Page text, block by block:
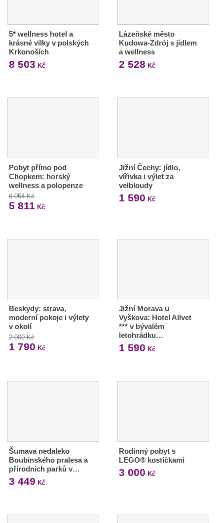
5* wellness hotel a
krásné vilky v polských
Krkonoších
8 503 Kč
Lázeňské město
Kudowa-Zdrój s jídlem
a wellness
2 528 Kč
Pobyt přímo pod
Chopkem: horský
wellness a polopenze
6 054 Kč
5 811 Kč
Jižní Čechy: jídlo,
vířivka i výlet za
velbloudy
1 590 Kč
Beskydy: strava,
moderní pokoje i výlety
v okolí
2 000 Kč
1 790 Kč
Jižní Morava u
Vyškova: Hotel Allvet
*** v bývalém
letohrádku…
1 590 Kč
Šumava nedaleko
Boubínského pralesa a
přírodních parků v…
3 449 Kč
Rodinný pobyt s
LEGO® kostičkami
3 000 Kč